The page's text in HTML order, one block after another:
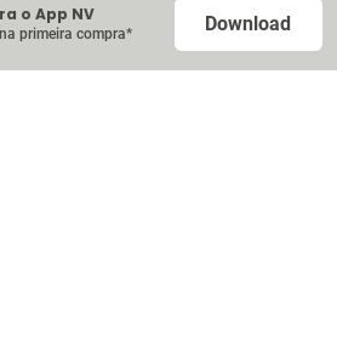
o App NV
primeira compra* Download
All Cookies